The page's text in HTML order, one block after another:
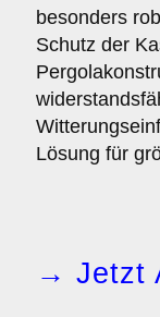
besonders
Schutz der
Lösung für
→ Jetzt